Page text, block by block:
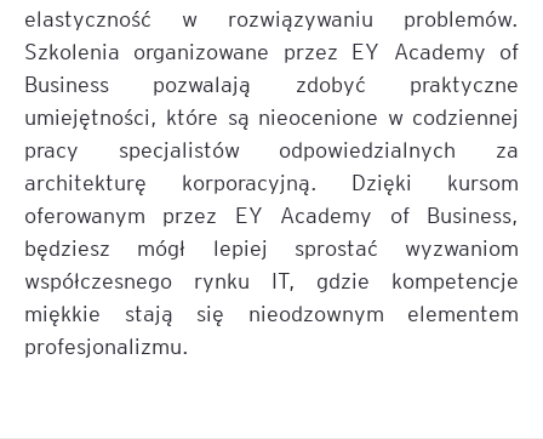
elastyczność w rozwiązywaniu problemów.
Szkolenia organizowane przez EY Academy of
Business pozwalają zdobyć praktyczne
umiejętności, które są nieocenione w codziennej
pracy specjalistów odpowiedzialnych za
architekturę korporacyjną. Dzięki kursom
oferowanym przez EY Academy of Business,
będziesz mógł lepiej sprostać wyzwaniom
współczesnego rynku IT, gdzie kompetencje
miękkie stają się nieodzownym elementem
profesjonalizmu.